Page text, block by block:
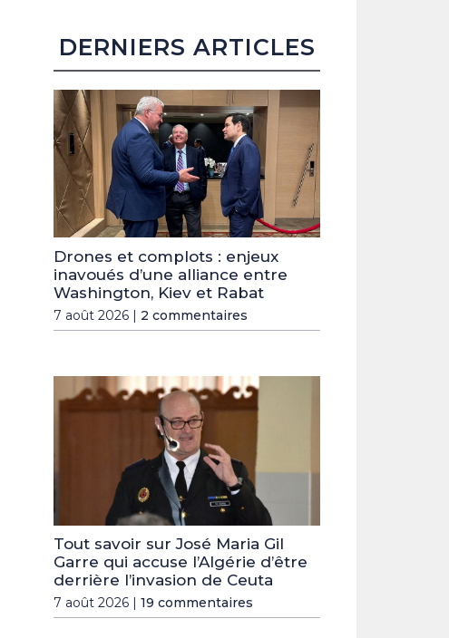
DERNIERS ARTICLES
Drones et complots : enjeux
inavoués d’une alliance entre
Washington, Kiev et Rabat
7 août 2026 | 2 commentaires
Tout savoir sur José Maria Gil
Garre qui accuse l’Algérie d’être
derrière l’invasion de Ceuta
7 août 2026 | 19 commentaires